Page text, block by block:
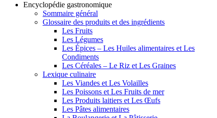
Encyclopédie gastronomique
Sommaire général
Glossaire des produits et des ingrédients
Les Fruits
Les Légumes
Les Épices – Les Huiles alimentaires et Les
Condiments
Les Céréales – Le Riz et Les Graines
Lexique culinaire
Les Viandes et Les Volailles
Les Poissons et Les Fruits de mer
Les Produits laitiers et Les Œufs
Les Pâtes alimentaires